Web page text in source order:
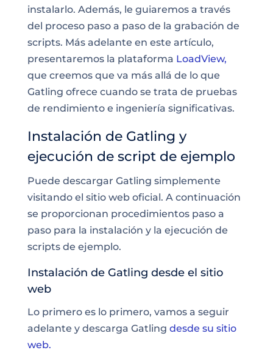
instalarlo. Además, le guiaremos a través
del proceso paso a paso de la grabación de
scripts. Más adelante en este artículo,
presentaremos la plataforma LoadView,
que creemos que va más allá de lo que
Gatling ofrece cuando se trata de pruebas
de rendimiento e ingeniería significativas.
Instalación de Gatling y
ejecución de script de ejemplo
Puede descargar Gatling simplemente
visitando el sitio web oficial. A continuación
se proporcionan procedimientos paso a
paso para la instalación y la ejecución de
scripts de ejemplo.
Instalación de Gatling desde el sitio
web
Lo primero es lo primero, vamos a seguir
adelante y descarga Gatling desde su sitio
web.